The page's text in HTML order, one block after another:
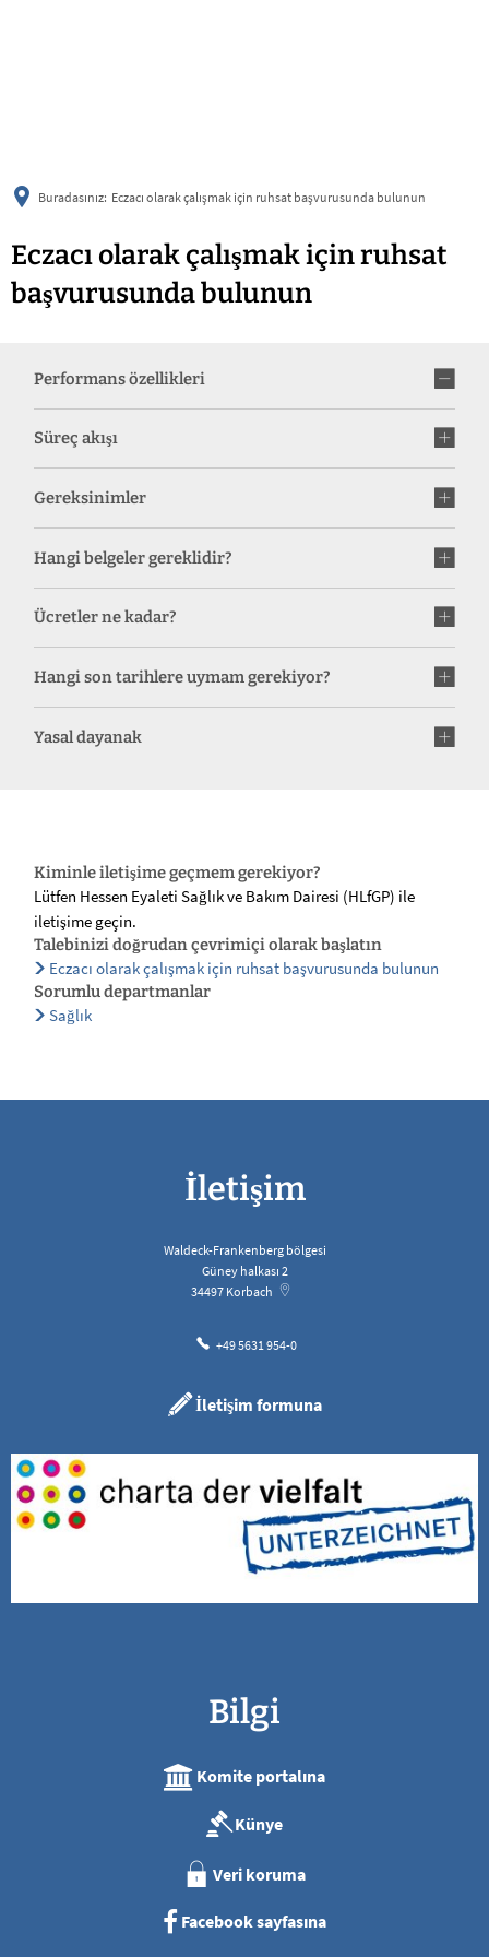
Buradasınız: Eczacı olarak çalışmak için ruhsat başvurusunda bulunun
Eczacı olarak çalışmak için ruhsat
başvurusunda bulunun
Performans özellikleri
Süreç akışı
Gereksinimler
Hangi belgeler gereklidir?
Ücretler ne kadar?
Hangi son tarihlere uymam gerekiyor?
Yasal dayanak
Talebinizi doğrudan çevrimiçi olarak başlatın
Eczacı olarak çalışmak için ruhsat başvurusunda bulunun
Kiminle iletişime geçmem gerekiyor?
Lütfen Hessen Eyaleti Sağlık ve Bakım Dairesi (HLfGP) ile
iletişime geçin.
Sorumlu departmanlar
Sağlık
İletişim
Waldeck-Frankenberg bölgesi
Güney halkası 2
34497 Korbach
+49 5631 954-0
İletişim formuna
Bilgi
Komite portalına
Künye
Veri koruma
Facebook sayfasına